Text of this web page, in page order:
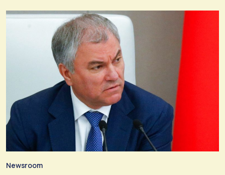
Newsroom